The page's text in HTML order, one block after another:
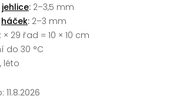
11.8.2026
jehlice: 2–3,5 mm
háček: 2–3 mm
× 29 řad = 10 × 10 cm
do 30 °C
léto